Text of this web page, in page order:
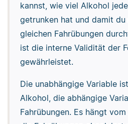
kannst, wie viel Alkohol
getrunken hat und damit
gleichen Fahrübungen
ist die interne Validität der
gewährleistet.
Die unabhängige Variable
Alkohol, die abhängige
Fahrübungen. Es hängt